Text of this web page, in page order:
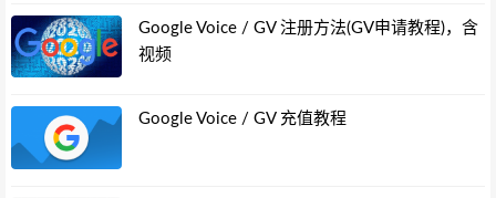
Google Voice / GV 注册方法(GV申请教程)，含
视频
Google Voice / GV 充值教程